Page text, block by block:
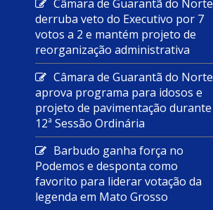
Câmara de Guarantã do Norte
derruba veto do Executivo por 7
votos a 2 e mantém projeto de
reorganização administrativa
Câmara de Guarantã do Norte
aprova programa para idosos e
projeto de pavimentação durante
12ª Sessão Ordinária
Barbudo ganha força no
Podemos e desponta como
favorito para liderar votação da
legenda em Mato Grosso